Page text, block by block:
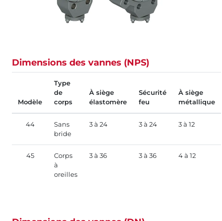
Dimensions des vannes (NPS)
Modèle
Type
de
corps
À siège
élastomère
Sécurité
feu
À siège
métallique
44
Sans
bride
3 à 24 3 à 24 3 à 12
45
Corps
à
oreilles
3 à 36 3 à 36 4 à 12